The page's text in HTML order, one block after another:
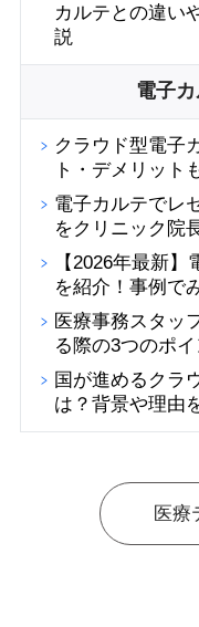
カルテとの違い
説
電子
クラウド型電子
ト・デメリット
電子カルテでレ
をクリニック院
【2026年最新
を紹介！事例で
医療事務スタッ
る際の3つのポイ
国が進めるクラ
は？背景や理由
医療